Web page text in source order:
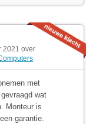
2021 over
met
wat
Monteur is
garantie.